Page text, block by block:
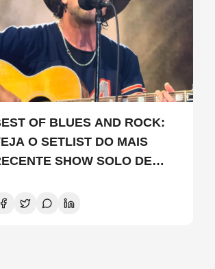
OF BLUES AND ROCK:
O SETLIST DO MAIS
SHOW SOLO DE